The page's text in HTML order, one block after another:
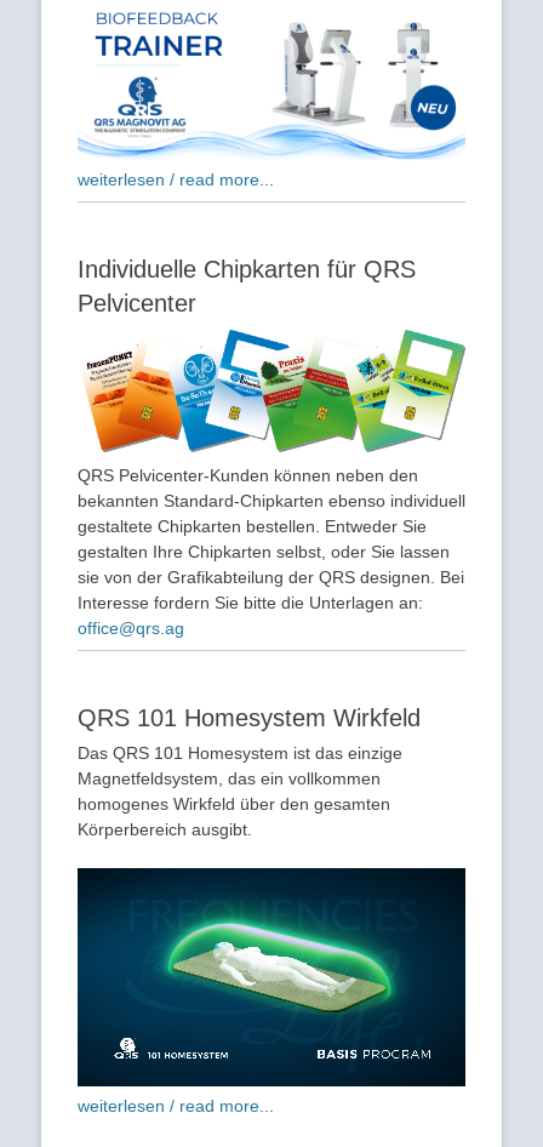
weiterlesen / read more...
Individuelle Chipkarten für QRS
Pelvicenter
QRS Pelvicenter-Kunden können neben den
bekannten Standard-Chipkarten ebenso individuell
gestaltete Chipkarten bestellen. Entweder Sie
gestalten Ihre Chipkarten selbst, oder Sie lassen
sie von der Grafikabteilung der QRS designen. Bei
Interesse fordern Sie bitte die Unterlagen an:
office@qrs.ag
QRS 101 Homesystem Wirkfeld
Das QRS 101 Homesystem ist das einzige
Magnetfeldsystem, das ein vollkommen
homogenes Wirkfeld über den gesamten
Körperbereich ausgibt.
weiterlesen / read more...